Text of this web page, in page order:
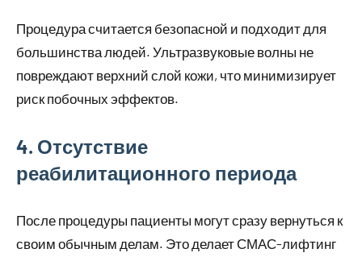
Процедура считается безопасной и подходит для
большинства людей. Ультразвуковые волны не
повреждают верхний слой кожи, что минимизирует
риск побочных эффектов.
4. Отсутствие
реабилитационного периода
После процедуры пациенты могут сразу вернуться к
своим обычным делам. Это делает СМАС-лифтинг